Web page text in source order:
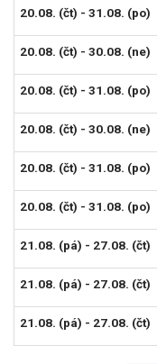
20.08. (čt) - 31.08. (po)
20.08. (čt) - 30.08. (ne)
20.08. (čt) - 31.08. (po)
20.08. (čt) - 30.08. (ne)
20.08. (čt) - 31.08. (po)
20.08. (čt) - 31.08. (po)
21.08. (pá) - 27.08. (čt)
21.08. (pá) - 27.08. (čt)
21.08. (pá) - 27.08. (čt)